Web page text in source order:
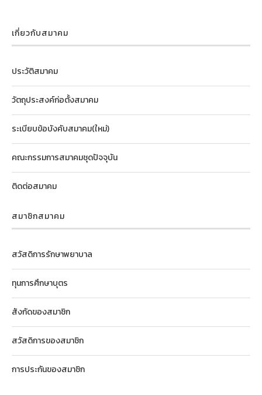
เกี่ยวกับสมาคม
ประวัติสมาคม
วัตถุประสงค์ก่อตั้งสมาคม
ระเบียบข้อบังคับสมาคม(ใหม่)
คณะกรรมการสมาคมชุดปัจจุบัน
ติดต่อสมาคม
สมาชิกสมาคม
สวัสดิการรักษาพยาบาล
ทุนการศึกษาบุตร
สังกัดของสมาชิก
สวัสดิการของสมาชิก
การประกันของสมาชิก